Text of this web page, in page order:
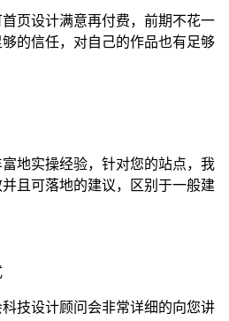
页设计满意再付费，前期不花一
的信任，对自己的作品也有足够
地实操经验，针对您的站点，我
且可落地的建议，区别于一般建
技设计顾问会非常详细的向您讲